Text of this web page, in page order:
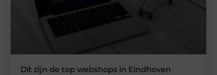
Dit zijn de top webshops in Eindhoven